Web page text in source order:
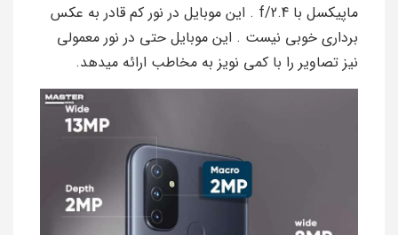
ماپیکسل با f/2.4 . این موبایل در نور کم قادر به عکس
برداری خوبی نیست . این موبایل حتی در نور معمولی
نیز تصاویر را با کمی نویز به مخاطب ارائه میدهد.